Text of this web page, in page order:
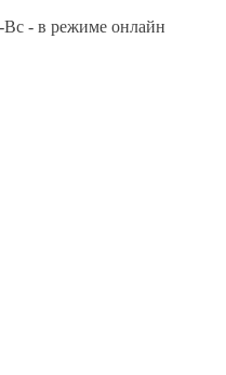
Вс - в режиме онлайн